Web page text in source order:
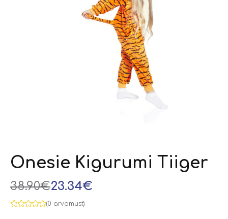
Onesie Kigurumi Tiiger
38.90€23.34€
(0 arvamust)